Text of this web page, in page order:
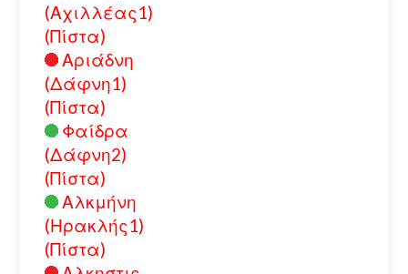
(Αχιλλέας1)
(Πίστα)
Αριάδνη
(Δάφνη1)
(Πίστα)
Φαίδρα
(Δάφνη2)
(Πίστα)
Αλκμήνη
(Ηρακλής1)
(Πίστα)